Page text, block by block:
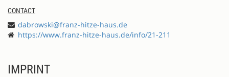
CONTACT
dabrowski@franz-hitze-haus.de
https://www.franz-hitze-haus.de/info/21-211
IMPRINT